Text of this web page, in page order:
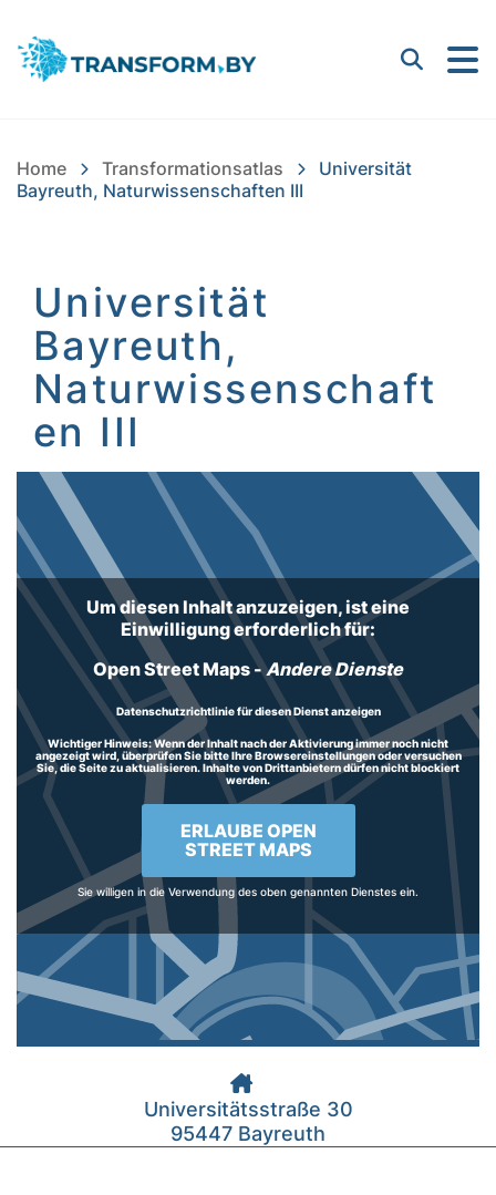
Bayern Innovativ GmbH
Suchen
Home Transformationsatlas
Universität
Bayreuth, Naturwissenschaften III
Universität
Bayreuth,
Naturwissenschaft
en III
Inhalt
Um diesen Inhalt anzuzeigen, ist eine
Einwilligung erforderlich für:
Open Street Maps -Andere Dienste
Datenschutzrichtlinie für diesen Dienst anzeigen
Wichtiger Hinweis:Wenn der Inhalt nach der Aktivierung immer noch nicht
angezeigt wird, überprüfen Sie bitte Ihre Browsereinstellungen oder versuchen
Sie, die Seite zu aktualisieren. Inhalte von Drittanbietern dürfen nicht blockiert
werden.
ERLAUBE OPEN
STREET MAPS
Sie willigen in die Verwendung des oben genannten Dienstes ein.
Universitätsstraße 30
95447 Bayreuth